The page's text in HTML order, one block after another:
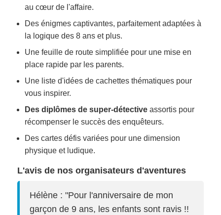
au cœur de l'affaire.
Des énigmes captivantes, parfaitement adaptées à
la logique des 8 ans et plus.
Une feuille de route simplifiée pour une mise en
place rapide par les parents.
Une liste d'idées de cachettes thématiques pour
vous inspirer.
Des diplômes de super-détective assortis pour
récompenser le succès des enquêteurs.
Des cartes défis variées pour une dimension
physique et ludique.
L'avis de nos organisateurs d'aventures
Hélène : "Pour l'anniversaire de mon
garçon de 9 ans, les enfants sont ravis !!